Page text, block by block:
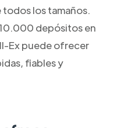
todos los tamaños.
depósitos en
Ex puede ofrecer
fiables y